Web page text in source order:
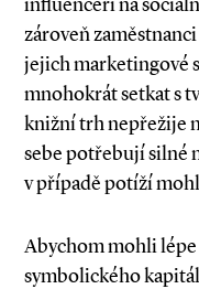
zároveň
jejich marketingové
mnohokrát setkat s
knižní trh nepřežije
sebe potřebují silné
v případě potíží
Abychom mohli
symbolického